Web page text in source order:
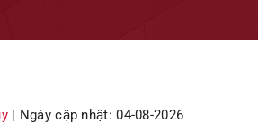
| Ngày cập nhật: 04-08-2026